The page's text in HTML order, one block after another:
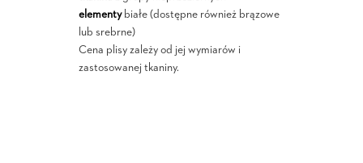
elementybiałe (dostępne również brązowe
lub srebrne)
Cena plisy zależy od jej wymiarów i
zastosowanej tkaniny.